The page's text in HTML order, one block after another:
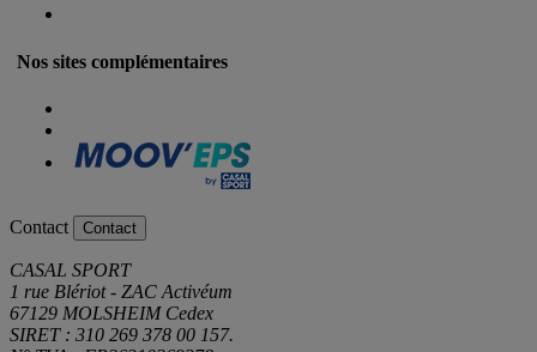
Nos sites complémentaires
Contact Contact
CASAL SPORT
1 rue Blériot - ZAC Activéum
67129 MOLSHEIM Cedex
SIRET : 310 269 378 00 157.